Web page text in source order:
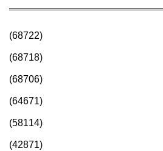
(68722)
(68718)
(68706)
(64671)
(58114)
(42871)